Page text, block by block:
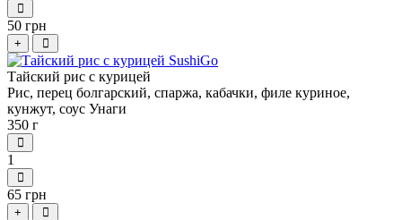
50 грн
+
Тайский рис с курицей
Рис, перец болгарский, спаржа, кабачки, филе куриное,
кунжут, соус Унаги
350 г
1
65 грн
+